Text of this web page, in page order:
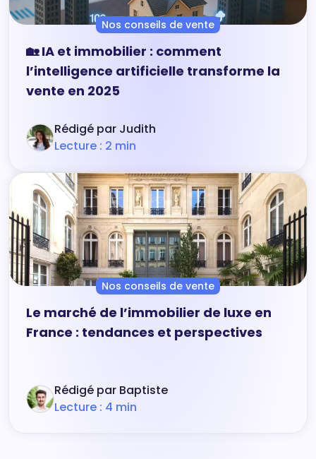
Nos conseils de vente
🏡 IA et immobilier : comment
l’intelligence artificielle transforme la
vente en 2025
Rédigé par Judith
Lecture : 2 min
Nos conseils de vente
Le marché de l’immobilier de luxe en
France : tendances et perspectives
Rédigé par Baptiste
Lecture : 4 min